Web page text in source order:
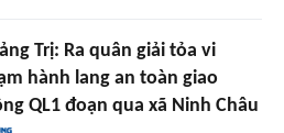
Trị: Ra quân giải tỏa vi
hành lang an toàn giao
QL1 đoạn qua xã Ninh Châu